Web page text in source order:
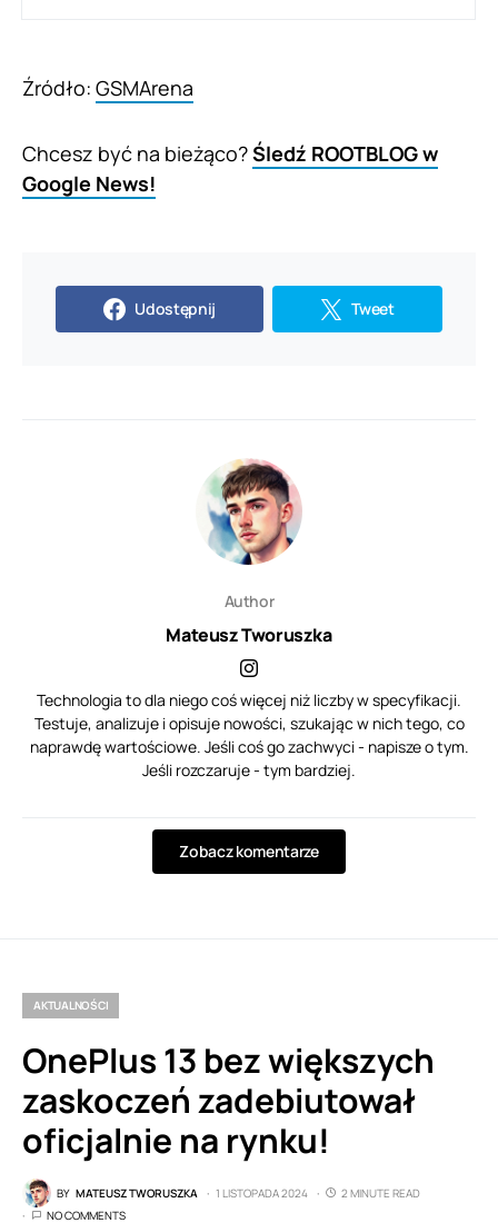
Źródło: GSMArena
Chcesz być na bieżąco?Śledź ROOTBLOG w
Google News!
Udostępnij Tweet
Author
Mateusz Tworuszka
Technologia to dla niego coś więcej niż liczby w specyfikacji.
Testuje, analizuje i opisuje nowości, szukając w nich tego, co
naprawdę wartościowe. Jeśli coś go zachwyci - napisze o tym.
Jeśli rozczaruje - tym bardziej.
Zobacz komentarze
AKTUALNOŚCI
OnePlus 13 bez większych
zaskoczeń zadebiutował
oficjalnie na rynku!
BY MATEUSZ TWORUSZKA 1 LISTOPADA 2024
2 MINUTE READ
NO COMMENTS